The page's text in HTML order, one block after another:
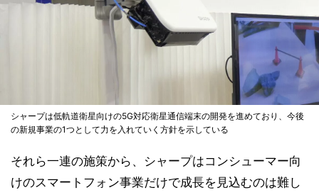
シャープは低軌道衛星向けの5G対応衛星通信端末の開発を進めており、今後
の新規事業の1つとして力を入れていく方針を示している
それら一連の施策から、シャープはコンシューマー向
けのスマートフォン事業だけで成長を見込むのは難し